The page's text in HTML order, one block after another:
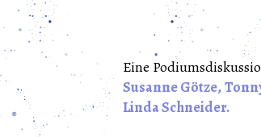
Eine
Susanne Götze,
Linda Schneider.